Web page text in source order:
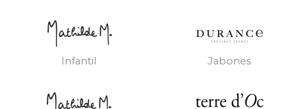
Infantil Jabones